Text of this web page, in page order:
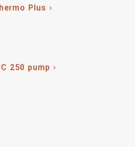
Plus
250 pump